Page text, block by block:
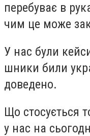
перебуває в
чим це може
У нас були
шники били
доведено.
Що стосується
у нас на